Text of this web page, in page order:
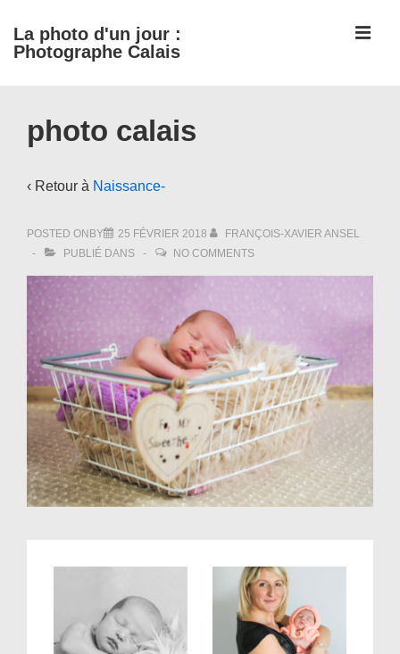
passer
au
La photo d'un jour :
Photographe Calais
Navigation
photo calais
‹ Retour à Naissance-
POSTED ONBY 25 FÉVRIER 2018
FRANÇOIS-XAVIER ANSEL
PUBLIÉ DANS
NO COMMENTS